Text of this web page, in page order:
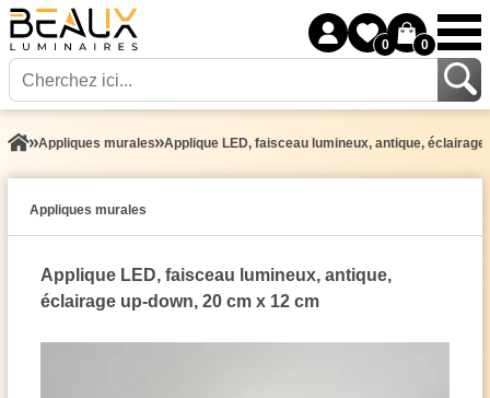
0 0
Appliques murales Applique LED, faisceau lumineux, antique, éclairage
Appliques murales
Applique LED, faisceau lumineux, antique,
éclairage up-down, 20 cm x 12 cm